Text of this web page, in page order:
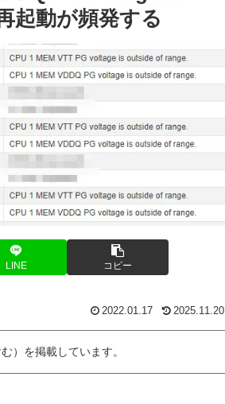
起動が頻発する
LINE コピー
2022.01.17 2025.11.20
）を掲載しています。